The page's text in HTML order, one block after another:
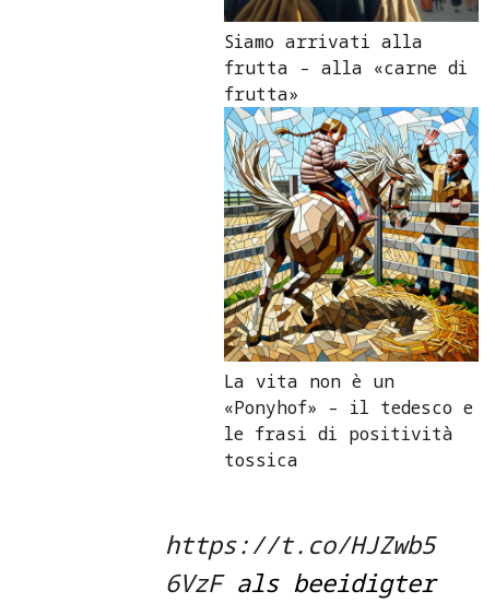
Siamo arrivati alla
frutta – alla «carne di
frutta»
La vita non è un
«Ponyhof» – il tedesco e
le frasi di positività
tossica
https://t.co/HJZwb5
6VzFals beeidigter